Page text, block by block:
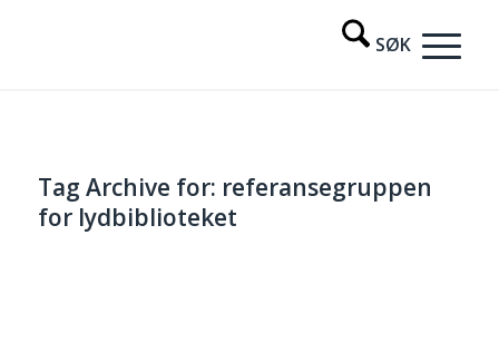
Tag Archive for: referansegruppen
for lydbiblioteket